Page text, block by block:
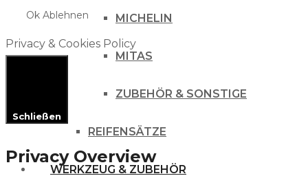
MICHELIN
MITAS
ZUBEHÖR & SONSTIGE
REIFENSÄTZE
WERKZEUG & ZUBEHÖR
Ok Ablehnen
Privacy & Cookies Policy
Schließen
Privacy Overview